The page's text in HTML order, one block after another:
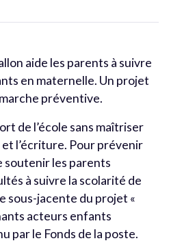
aide les parents à suivre
en maternelle. Un projet
préventive.
de l’école sans maîtriser
l’écriture. Pour prévenir
soutenir les parents
à suivre la scolarité de
sous-jacente du projet «
acteurs enfants
par le Fonds de la poste.